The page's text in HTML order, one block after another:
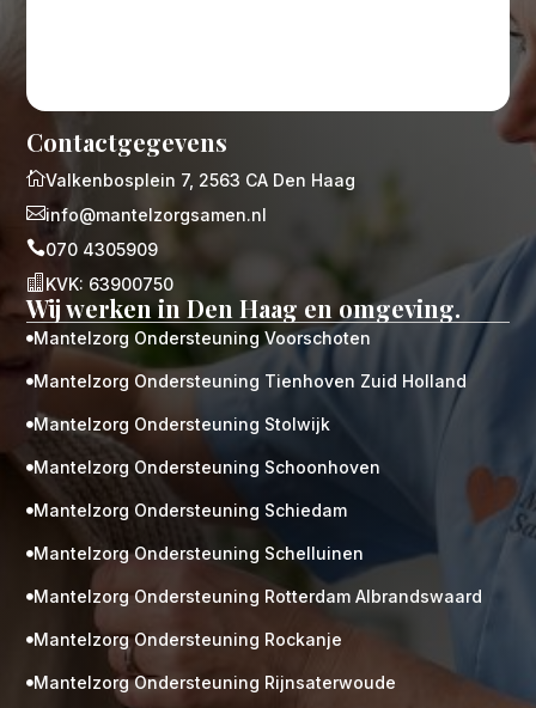
Contactgegevens
Valkenbosplein 7, 2563 CA Den Haag
info@mantelzorgsamen.nl
070 4305909
 KVK: 63900750
Wij werken in Den Haag en omgeving.
Mantelzorg Ondersteuning Voorschoten
Mantelzorg Ondersteuning Tienhoven Zuid Holland
Mantelzorg Ondersteuning Stolwijk
Mantelzorg Ondersteuning Schoonhoven
Mantelzorg Ondersteuning Schiedam
Mantelzorg Ondersteuning Schelluinen
Mantelzorg Ondersteuning Rotterdam Albrandswaard
Mantelzorg Ondersteuning Rockanje
Mantelzorg Ondersteuning Rijnsaterwoude